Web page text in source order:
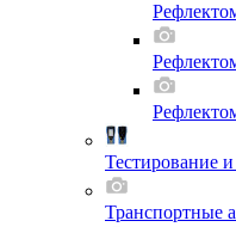
Тестирование
Транспортные